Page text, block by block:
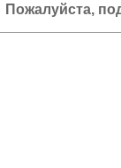
Пожалуйста,